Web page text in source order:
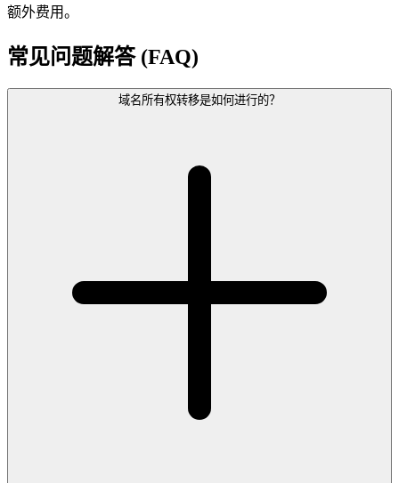
额外费用。
常见问题解答 (FAQ)
域名所有权转移是如何进行的？